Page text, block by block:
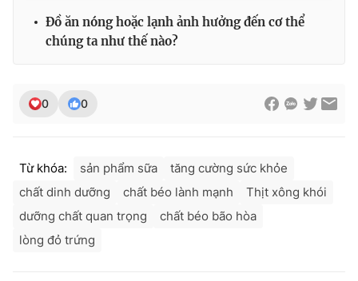
Đồ ăn nóng hoặc lạnh ảnh hưởng đến cơ thể
chúng ta như thế nào?
0 0
Từ khóa: sản phẩm sữa
tăng cường sức khỏe
chất dinh dưỡng
chất béo lành mạnh
Thịt xông khói
dưỡng chất quan trọng
chất béo bão hòa
lòng đỏ trứng